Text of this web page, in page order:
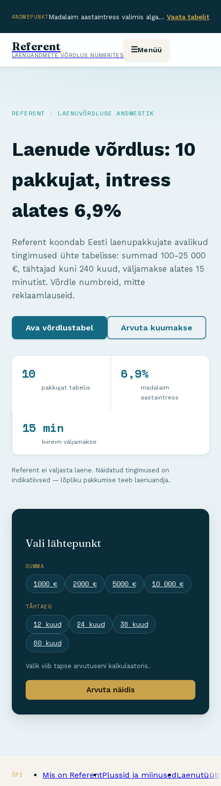
ANDMEPUNKT Madalaim aastaintress valimis algab 6,9% — vahemik pakkujate lõikes 6,9%–37,85%. Vaata tabelit
Referent
LAENUANDMETE VÕRDLUS NUMBRITES
☰Menüü
REFERENT · LAENUVÕRDLUSE ANDMESTIK
Laenude võrdlus: 10
pakkujat, intress
alates 6,9%
Referent koondab Eesti laenupakkujate avalikud
tingimused ühte tabelisse: summad 100–25 000
€, tähtajad kuni 240 kuud, väljamakse alates 15
minutist. Võrdle numbreid, mitte
reklaamlauseid.
Ava võrdlustabel Arvuta kuumakse
10
pakkujat tabelis
6,9%
madalaim
aastaintress
15 min
kiireim väljamakse
Referent ei väljasta laene. Näidatud tingimused on
indikatiivsed — lõpliku pakkumise teeb laenuandja.
Vali lähtepunkt
SUMMA
1000 € 2000 € 5000 € 10 000 €
TÄHTAEG
12 kuud 24 kuud
36 kuud
60 kuud
Valik viib täpse arvutuseni kalkulaatoris.
Arvuta näidis
ÕPI Mis on ReferentPlussid ja miinused